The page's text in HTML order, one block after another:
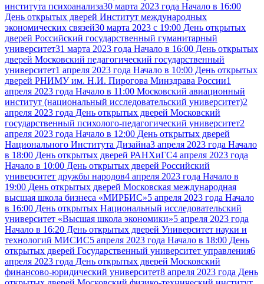
института психоанализа30 марта 2023 года Начало в 16:00
День открытых дверей Институт международных
экономических связей30 марта 2023 с 19:00 День открытых
дверей Российский государственный гуманитарный
университет31 марта 2023 года Начало в 16:00 День открытых
дверей Московский педагогический государственный
университет1 апреля 2023 года Начало в 10:00 День открытых
дверей РНИМУ им. Н.И. Пирогова Минздрава России1
апреля 2023 года Начало в 11:00 Московский авиационный
институт (национальный исследовательский университет)2
апреля 2023 года День открытых дверей Московский
государственный психолого-педагогический университет2
апреля 2023 года Начало в 12:00 День открытых дверей
Национального Института Дизайна3 апреля 2023 года Начало
в 18:00 День открытых дверей РАНХиГС4 апреля 2023 года
Начало в 10:00 День открытых дверей Российский
университет дружбы народов4 апреля 2023 года Начало в
19:00 День открытых дверей Московская международная
высшая школа бизнеса «МИРБИС»5 апреля 2023 года Начало
в 16:00 День открытых Национальный исследовательский
университет «Высшая школа экономики»5 апреля 2023 года
Начало в 16:20 День открытых дверей Университет науки и
технологий МИСИС5 апреля 2023 года Начало в 18:00 День
открытых дверей Государственный университет управления6
апреля 2023 года День открытых дверей Московский
финансово-юридический университет8 апреля 2023 года День